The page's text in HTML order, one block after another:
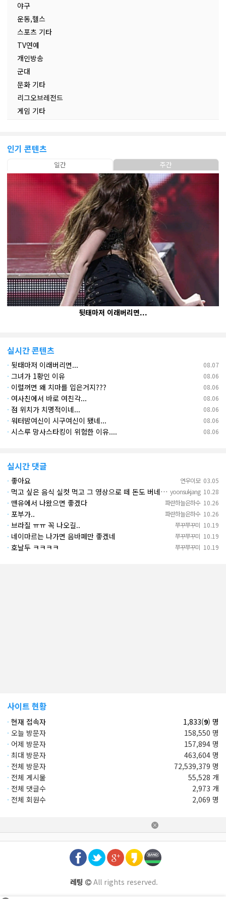
×
야구
운동,헬스
스포츠 기타
TV연예
개인방송
군대
문화 기타
리그오브레전드
게임 기타
인기 콘텐츠
일간 주간
뒷태마저 이래버리면...
실시간 콘텐츠
08.07
· 뒷태마저 이래버리면...
08.06
· 그녀가 1황인 이유
08.06
· 이럴꺼면 왜 치마를 입은거지???
08.06
· 여사친에서 바로 여친각...
08.06
· 점 위치가 치명적이네...
08.06
· 워터밤여신이 시구여신이 됐네...
08.06
· 시스루 망사스타킹이 위험한 이유....
실시간 댓글
연우이모 03.05
· 좋아요
yoonsukjang 10.28
· 먹고 싶은 음식 실컷 먹고 그 영상으로 떼 돈도 버네 ㄷㄷ. 하고 싶은 것만 하고 부자되네.
파란하늘은하수 10.26
· 맨유에서 나왔으면 좋겠다
파란하늘은하수 10.26
· 포부가..
쭈꾸쭈꾸미 10.19
· 브라질 ㅠㅠ 꼭 나오길..
쭈꾸쭈꾸미 10.19
· 네이마르는 나가면 음바페만 좋겠네
쭈꾸쭈꾸미 10.19
· 호날두 ㅋㅋㅋㅋ
사이트 현황
· 현재 접속자 1,833(9) 명
· 오늘 방문자
158,550 명
· 어제 방문자
157,894 명
· 최대 방문자
463,604 명
· 전체 방문자
72,539,379 명
· 전체 게시물
55,528 개
· 전체 댓글수
2,973 개
· 전체 회원수 2,069 명
레팅 All rights reserved.